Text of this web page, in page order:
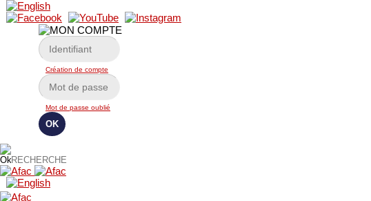
Création de compte
Mot de passe oublié